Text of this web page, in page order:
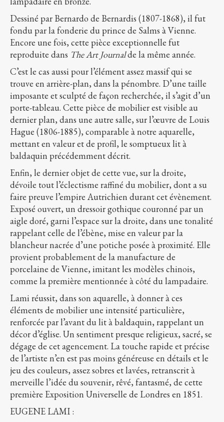
Dessiné par Bernardo de Bernardis (1807-1868), il fut
fondu par la fonderie du prince de Salms à Vienne.
Encore une fois, cette pièce exceptionnelle fut
reproduite dans The Art Journalde la même année.
C’est le cas aussi pour l’élément assez massif qui se
trouve en arrière-plan, dans la pénombre. D’une taille
imposante et sculpté de façon recherchée, il s’agit d’un
porte-tableau. Cette pièce de mobilier est visible au
dernier plan, dans une autre salle, sur l’œuvre de Louis
Hague (1806-1885), comparable à notre aquarelle,
mettant en valeur et de profil, le somptueux lit à
baldaquin précédemment décrit.
Enfin, le dernier objet de cette vue, sur la droite,
dévoile tout l’éclectisme raffiné du mobilier, dont a su
faire preuve l’empire Autrichien durant cet évènement.
Exposé ouvert, un dressoir gothique couronné par un
aigle doré, garni l’espace sur la droite, dans une tonalité
rappelant celle de l’ébène, mise en valeur par la
blancheur nacrée d’une potiche posée à proximité. Elle
provient probablement de la manufacture de
porcelaine de Vienne, imitant les modèles chinois,
comme la première mentionnée à côté du lampadaire.
Lami réussit, dans son aquarelle, à donner à ces
éléments de mobilier une intensité particulière,
renforcée par l’avant du lit à baldaquin, rappelant un
décor d’église. Un sentiment presque religieux, sacré, se
dégage de cet agencement. La touche rapide et précise
de l’artiste n’en est pas moins généreuse en détails et le
jeu des couleurs, assez sobres et lavées, retranscrit à
merveille l’idée du souvenir, rêvé, fantasmé, de cette
première Exposition Universelle de Londres en 1851.
EUGENE LAMI :